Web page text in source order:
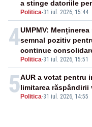
Politica-31 iul. 2026, 15:44
a stinge datoriile
4
Politica-31 iul. 2026, 15:51
UMPMV:
semnal pozitiv
continue
financiare
5 Politica-31 iul. 2026, 14:55
AUR a votat pentru
limitarea